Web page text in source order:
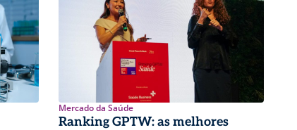
Mercado da Saúde
Ranking GPTW: as melhores